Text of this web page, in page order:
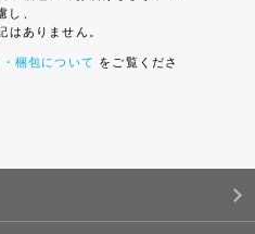
し、
はありません。
梱包について をご覧くださ